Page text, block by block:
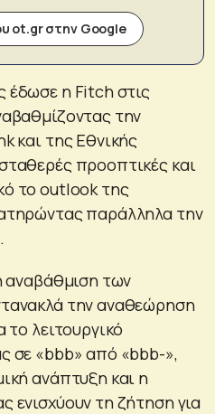
ot.gr στην Google
έδωσε η Fitch στις
την
και της Εθνικής
προοπτικές και
το outlook της
παράλληλα την
των
την αναθεώρηση
το λειτουργικό
σε «bbb» από «bbb-»,
ανάπτυξη και η
ενισχύουν τη ζήτηση για